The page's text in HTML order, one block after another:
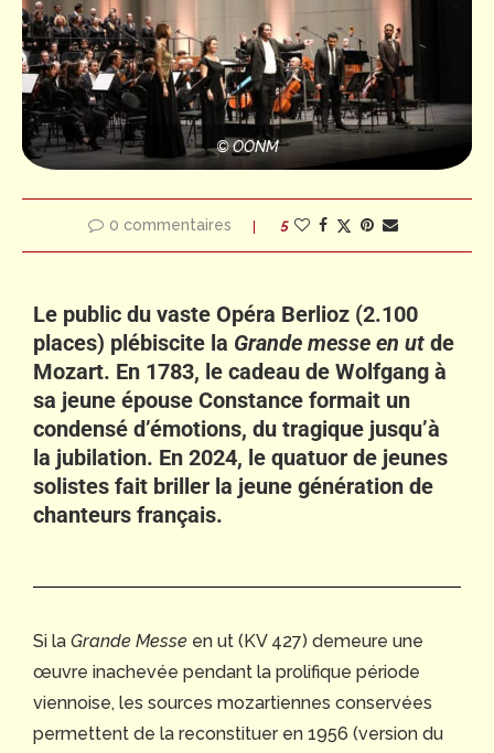
© OONM
0 commentaires 5
Le public du vaste Opéra Berlioz (2.100
places) plébiscite la Grande messe en ut de
Mozart. En 1783, le cadeau de Wolfgang à
sa jeune épouse Constance formait un
condensé d’émotions, du tragique jusqu’à
la jubilation. En 2024, le quatuor de jeunes
solistes fait briller la jeune génération de
chanteurs français.
Si la Grande Messe en ut (KV 427) demeure une
œuvre inachevée pendant la prolifique période
viennoise, les sources mozartiennes conservées
permettent de la reconstituer en 1956 (version du